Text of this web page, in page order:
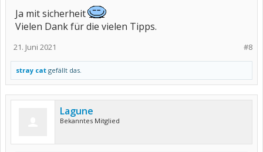
Ja mit sicherheit
Vielen Dank für die vielen Tipps.
#8
21. Juni 2021
stray cat gefällt das.
Lagune
Bekanntes Mitglied